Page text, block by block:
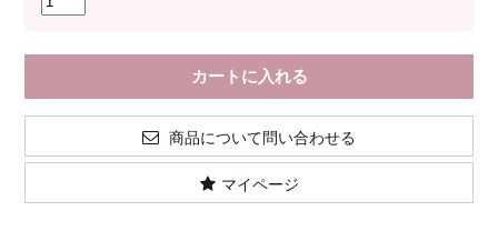
商品について問い合わせる
マイページ